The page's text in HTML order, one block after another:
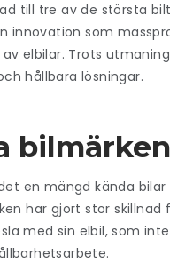
till tre av de största
innovation som
elbilar. Trots
hållbara lösningar.
bilmärken
en mängdkända bilar
har gjort stor
med sin elbil, som